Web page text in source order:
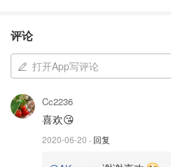
评论
打开App写评论
Cc2236
喜欢😘
2020-06-20 · 回复